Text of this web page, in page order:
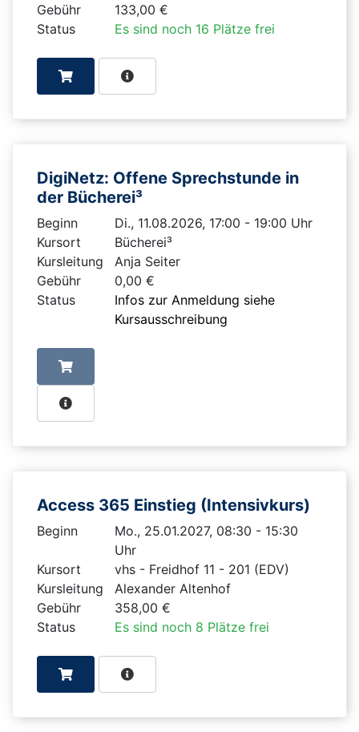
Gebühr
133,00 €
Status
Es sind noch 16 Plätze frei
DigiNetz: Offene Sprechstunde in
der Bücherei³
Beginn
Di., 11.08.2026, 17:00 - 19:00 Uhr
Kursort
Bücherei³
Kursleitung
Anja Seiter
Gebühr
0,00 €
Status
Infos zur Anmeldung siehe
Kursausschreibung
Access 365 Einstieg (Intensivkurs)
Beginn
Mo., 25.01.2027, 08:30 - 15:30
Uhr
Kursort
vhs - Freidhof 11 - 201 (EDV)
Kursleitung
Alexander Altenhof
Gebühr
358,00 €
Status
Es sind noch 8 Plätze frei